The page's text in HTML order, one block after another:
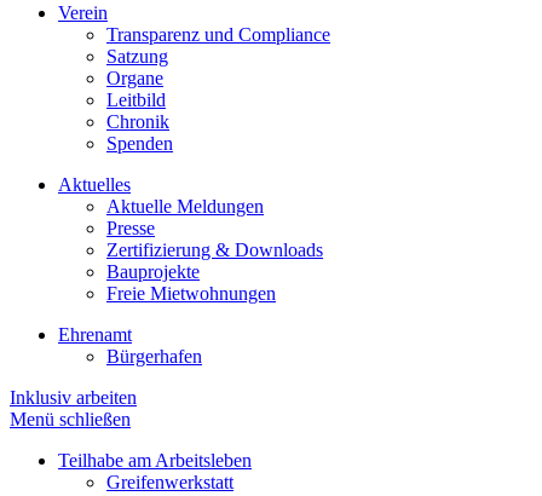
Verein
Transparenz und Compliance
Satzung
Organe
Leitbild
Chronik
Spenden
Aktuelles
Aktuelle Meldungen
Presse
Zertifizierung & Downloads
Bauprojekte
Freie Mietwohnungen
Ehrenamt
Bürgerhafen
Inklusiv arbeiten
Menü schließen
Teilhabe am Arbeitsleben
Greifenwerkstatt